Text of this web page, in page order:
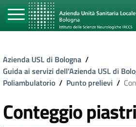
Azienda USL di Bologna /
Guida ai servizi dell'Azienda USL di
Poliambulatorio / Punto prelievi /
Conteggio